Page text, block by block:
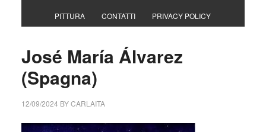
PITTURA CONTATTI PRIVACY POLICY
José María Álvarez
(Spagna)
12/09/2024 BYCARLAITA